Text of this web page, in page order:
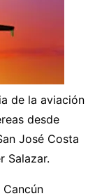
de la aviación
desde
José Costa
Salazar.